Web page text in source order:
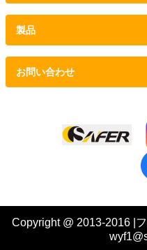
製品
お問い合わせ
Copyright @ 2013-2016 |